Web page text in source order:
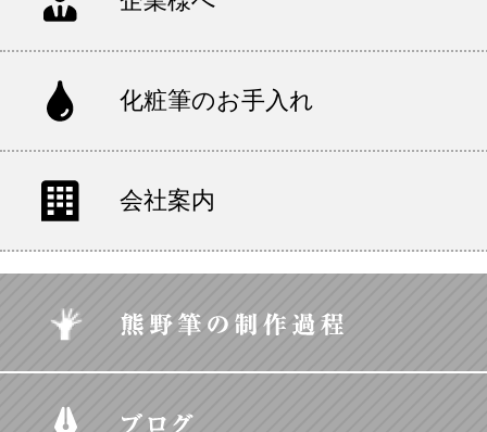
化粧筆のお手入れ
会社案内